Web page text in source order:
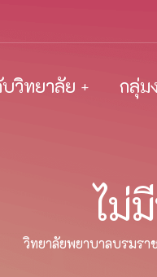
บวิทยาลัย กลุ่ม
ไม่
วิทยาลัยพยาบาลบรมร